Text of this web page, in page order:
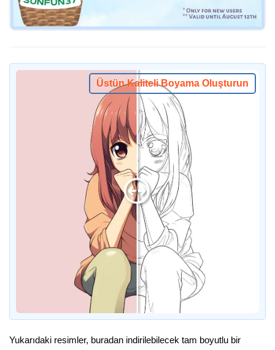
Üstün Kaliteli Boyama Oluşturun
Yukarıdaki resimler, buradan indirilebilecek tam boyutlu bir